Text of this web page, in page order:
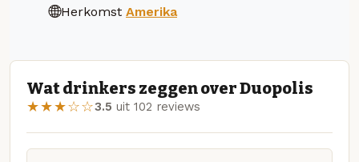
Herkomst Amerika
Wat drinkers zeggen over Duopolis
★★★☆☆3.5 uit 102 reviews